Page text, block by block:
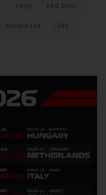
rally red bull
sicurezza sky